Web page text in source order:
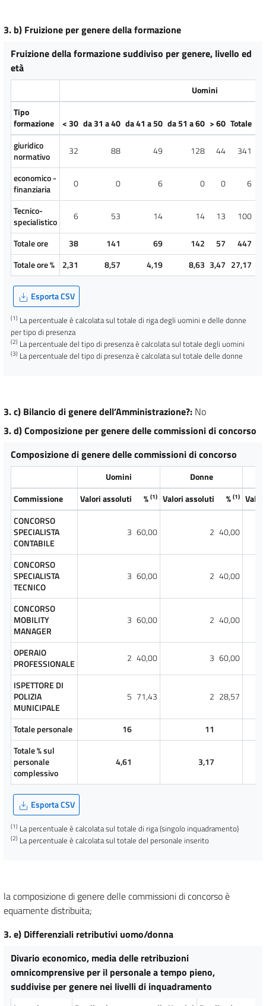
3. b) Fruizione per genere della formazione
Fruizione della formazione suddiviso per genere, livello ed
età
Uomini
Tipo
formazione
< 30 da 31 a 40 da 41 a 50 da 51 a 60 > 60 Totale
giuridico
normativo
32 88 49 128 44 341
economico -
finanziaria
0 0 6 0 0 6
Tecnico-
specialistico
6 53 14 14 13 100
Totale ore 38 141 69 142 57
447
Totale ore %
2,31 8,57 4,19 8,63 3,47 27,17
Esporta CSV
(1) La percentuale è calcolata sul totale di riga degli uomini e delle donne
per tipo di presenza
(2) La percentuale del tipo di presenza è calcolata sul totale degli uomini
(3) La percentuale del tipo di presenza è calcolata sul totale delle donne
3. c) Bilancio di genere dell’Amministrazione?: No
3. d) Composizione per genere delle commissioni di concorso
Composizione di genere delle commissioni di concorso
Uomini
Donne
Commissione
Valori assoluti %(1) Valori assoluti %(1)
CONCORSO
SPECIALISTA
CONTABILE
3 60,00 2 40,00
CONCORSO
SPECIALISTA
TECNICO
3 60,00 2 40,00
CONCORSO
MOBILITY
MANAGER
3 60,00 2 40,00
OPERAIO
PROFESSIONALE
2 40,00 3 60,00
ISPETTORE DI
POLIZIA
MUNICIPALE
5 71,43 2 28,57
Totale personale 16
11
Totale % sul
personale
complessivo
4,61 3,17
Esporta CSV
(1) La percentuale è calcolata sul totale di riga (singolo inquadramento)
(2) La percentuale è calcolata sul totale del personale inserito
la composizione di genere delle commissioni di concorso è
equamente distribuita;
3. e) Differenziali retributivi uomo/donna
Divario economico, media delle retribuzioni
omnicomprensive per il personale a tempo pieno,
suddivise per genere nei livelli di inquadramento